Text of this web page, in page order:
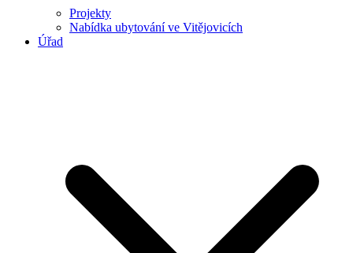
Projekty
Nabídka ubytování ve Vitějovicích
Úřad